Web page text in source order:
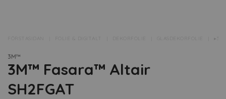
FÖRSTASIDAN FOLIE & DIGITALT
3M™
3M™ Fasara™ Altair
SH2FGAT